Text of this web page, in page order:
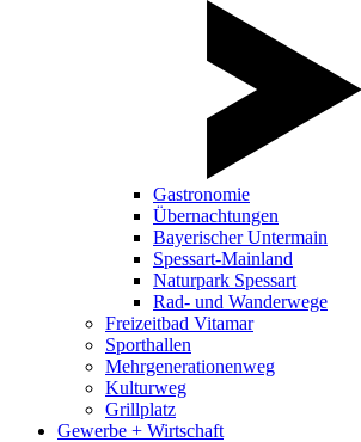
Gastronomie
Übernachtungen
Bayerischer Untermain
Spessart-Mainland
Naturpark Spessart
Rad- und Wanderwege
Freizeitbad Vitamar
Sporthallen
Mehrgenerationenweg
Kulturweg
Grillplatz
Gewerbe + Wirtschaft